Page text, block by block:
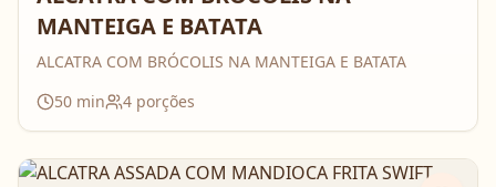
MANTEIGA E BATATA
ALCATRA COM BRÓCOLIS NA MANTEIGA E BATATA
50 min 4 porções